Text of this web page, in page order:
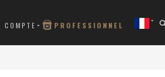
COMPTE PROFESSIONNEL